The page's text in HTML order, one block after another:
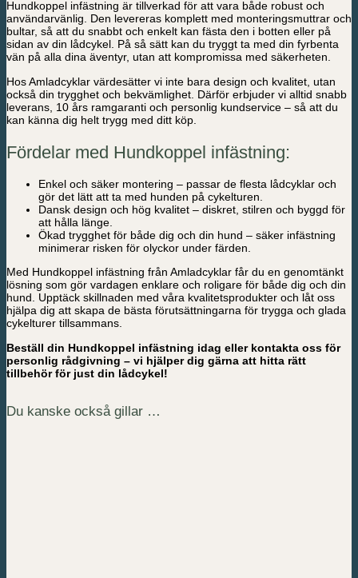
Hundkoppel infästning är tillverkad för att vara både robust och
användarvänlig. Den levereras komplett med monteringsmuttrar och
bultar, så att du snabbt och enkelt kan fästa den i botten eller på
sidan av din lådcykel. På så sätt kan du tryggt ta med din fyrbenta
vän på alla dina äventyr, utan att kompromissa med säkerheten.
Hos Amladcyklar värdesätter vi inte bara design och kvalitet, utan
också din trygghet och bekvämlighet. Därför erbjuder vi alltid snabb
leverans, 10 års ramgaranti och personlig kundservice – så att du
kan känna dig helt trygg med ditt köp.
Fördelar med Hundkoppel infästning:
Enkel och säker montering – passar de flesta lådcyklar och
gör det lätt att ta med hunden på cykelturen.
Dansk design och hög kvalitet – diskret, stilren och byggd för
att hålla länge.
Ökad trygghet för både dig och din hund – säker infästning
minimerar risken för olyckor under färden.
Med Hundkoppel infästning från Amladcyklar får du en genomtänkt
lösning som gör vardagen enklare och roligare för både dig och din
hund. Upptäck skillnaden med våra kvalitetsprodukter och låt oss
hjälpa dig att skapa de bästa förutsättningarna för trygga och glada
cykelturer tillsammans.
Beställ din Hundkoppel infästning idag eller kontakta oss för
personlig rådgivning – vi hjälper dig gärna att hitta rätt
tillbehör för just din lådcykel!
Du kanske också gillar …